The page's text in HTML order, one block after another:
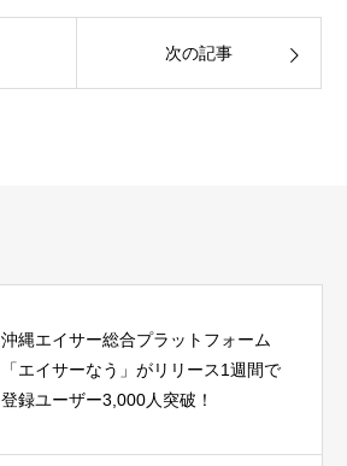
次の記事
沖縄エイサー総合プラットフォーム
「エイサーなう」がリリース1週間で
登録ユーザー3,000人突破！